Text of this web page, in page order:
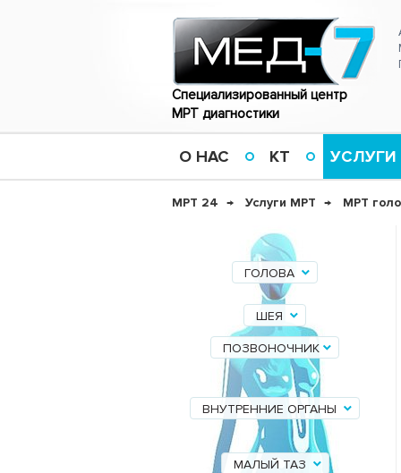
Специализированный центр
МРТ диагностики
О НАС КТ УСЛУГИ
МРТ 24 Услуги МРТ МРТ
ГОЛОВА
ШЕЯ
ПОЗВОНОЧНИК
ВНУТРЕННИЕ ОРГАНЫ
МАЛЫЙ ТАЗ